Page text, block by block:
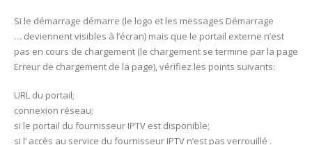
Si le démarrage démarre (le logo et les messages Démarrage
… deviennent visibles à l’écran) mais que le portail externe n’est
pas en cours de chargement (le chargement se termine par la page
Erreur de chargement de la page), vérifiez les points suivants:
URL du portail;
connexion réseau;
si le portail du fournisseur IPTV est disponible;
si l’ accès au service du fournisseur IPTV n’est pas verrouillé .